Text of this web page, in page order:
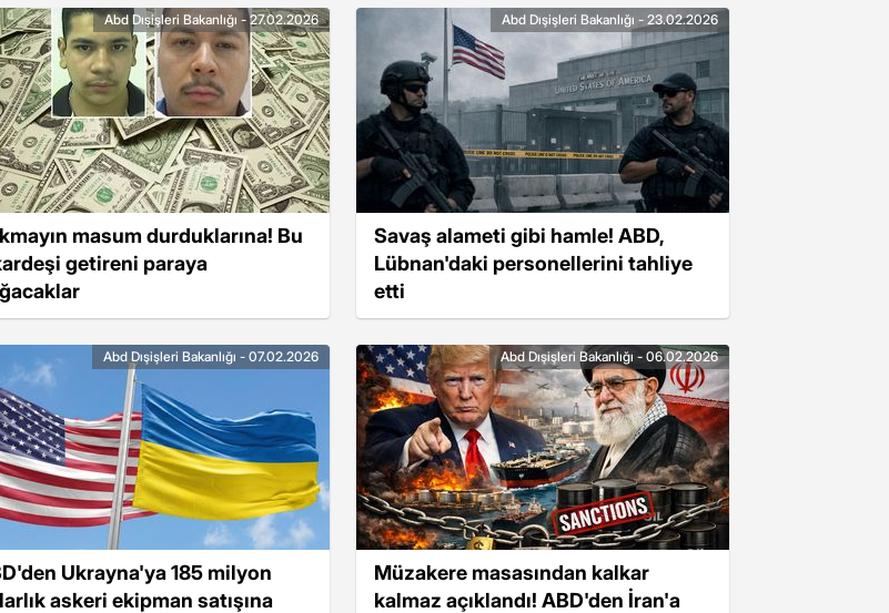
masum durduklarına! Bu
getireni paraya
Abd Dışişleri Bakanlığı - 27.02.2026
Savaş alameti gibi hamle! ABD,
Lübnan'daki personellerini tahliye
etti
Abd Dışişleri Bakanlığı - 23.02.2026
Ukrayna'ya 185 milyon
askeri ekipman satışına
Abd Dışişleri Bakanlığı - 07.02.2026
Müzakere masasından kalkar
kalmaz açıklandı! ABD'den İran'a
Abd Dışişleri Bakanlığı - 06.02.2026